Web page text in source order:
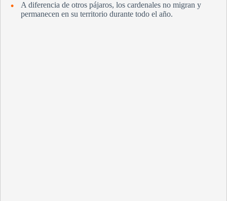
A diferencia de otros pájaros, los cardenales no migran y
permanecen en su territorio durante todo el año.